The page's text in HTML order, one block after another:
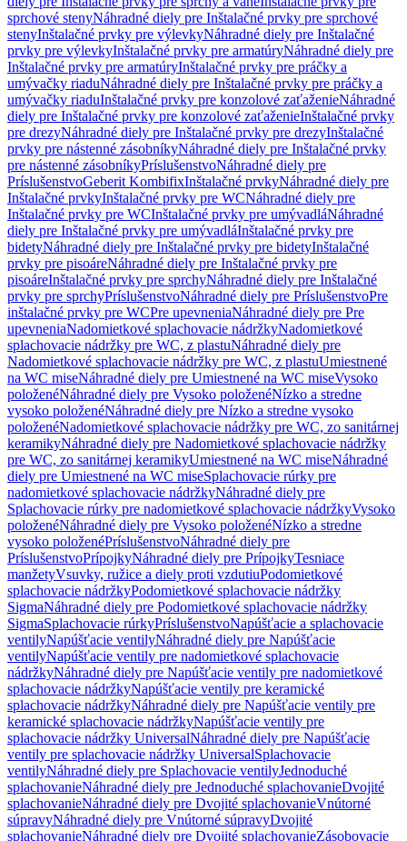
sprchové stenyNáhradné diely pre Inštalačné prvky pre sprchové
stenyInštalačné prvky pre výlevkyNáhradné diely pre Inštalačné
prvky pre výlevkyInštalačné prvky pre armatúryNáhradné diely pre
Inštalačné prvky pre armatúryInštalačné prvky pre práčky a
umývačky riaduNáhradné diely pre Inštalačné prvky pre práčky a
umývačky riaduInštalačné prvky pre konzolové zaťaženieNáhradné
diely pre Inštalačné prvky pre konzolové zaťaženieInštalačné prvky
pre drezyNáhradné diely pre Inštalačné prvky pre drezyInštalačné
prvky pre nástenné zásobníkyNáhradné diely pre Inštalačné prvky
pre nástenné zásobníkyPríslušenstvoNáhradné diely pre
PríslušenstvoGeberit KombifixInštalačné prvkyNáhradné diely pre
Inštalačné prvkyInštalačné prvky pre WCNáhradné diely pre
Inštalačné prvky pre WCInštalačné prvky pre umývadláNáhradné
diely pre Inštalačné prvky pre umývadláInštalačné prvky pre
bidetyNáhradné diely pre Inštalačné prvky pre bidetyInštalačné
prvky pre pisoáreNáhradné diely pre Inštalačné prvky pre
pisoáreInštalačné prvky pre sprchyNáhradné diely pre Inštalačné
prvky pre sprchyPríslušenstvoNáhradné diely pre PríslušenstvoPre
inštalačné prvky pre WCPre upevneniaNáhradné diely pre Pre
upevneniaNadomietkové splachovacie nádržkyNadomietkové
splachovacie nádržky pre WC, z plastuNáhradné diely pre
Nadomietkové splachovacie nádržky pre WC, z plastuUmiestnené
na WC miseNáhradné diely pre Umiestnené na WC miseVysoko
položenéNáhradné diely pre Vysoko položenéNízko a stredne
vysoko položenéNáhradné diely pre Nízko a stredne vysoko
položenéNadomietkové splachovacie nádržky pre WC, zo sanitárnej
keramikyNáhradné diely pre Nadomietkové splachovacie nádržky
pre WC, zo sanitárnej keramikyUmiestnené na WC miseNáhradné
diely pre Umiestnené na WC miseSplachovacie rúrky pre
nadomietkové splachovacie nádržkyNáhradné diely pre
Splachovacie rúrky pre nadomietkové splachovacie nádržkyVysoko
položenéNáhradné diely pre Vysoko položenéNízko a stredne
vysoko položenéPríslušenstvoNáhradné diely pre
PríslušenstvoPrípojkyNáhradné diely pre PrípojkyTesniace
manžetyVsuvky, ružice a diely proti vzdutiuPodomietkové
splachovacie nádržkyPodomietkové splachovacie nádržky
SigmaNáhradné diely pre Podomietkové splachovacie nádržky
SigmaSplachovacie rúrkyPríslušenstvoNapúšťacie a splachovacie
ventilyNapúšťacie ventilyNáhradné diely pre Napúšťacie
ventilyNapúšťacie ventily pre nadomietkové splachovacie
nádržkyNáhradné diely pre Napúšťacie ventily pre nadomietkové
splachovacie nádržkyNapúšťacie ventily pre keramické
splachovacie nádržkyNáhradné diely pre Napúšťacie ventily pre
keramické splachovacie nádržkyNapúšťacie ventily pre
splachovacie nádržky UniversalNáhradné diely pre Napúšťacie
ventily pre splachovacie nádržky UniversalSplachovacie
ventilyNáhradné diely pre Splachovacie ventilyJednoduché
splachovanieNáhradné diely pre Jednoduché splachovanieDvojité
splachovanieNáhradné diely pre Dvojité splachovanieVnútorné
súpravyNáhradné diely pre Vnútorné súpravyDvojité
splachovanieNáhradné diely pre Dvojité splachovanieZásobovacie